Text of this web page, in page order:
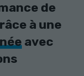
de
à une
avec